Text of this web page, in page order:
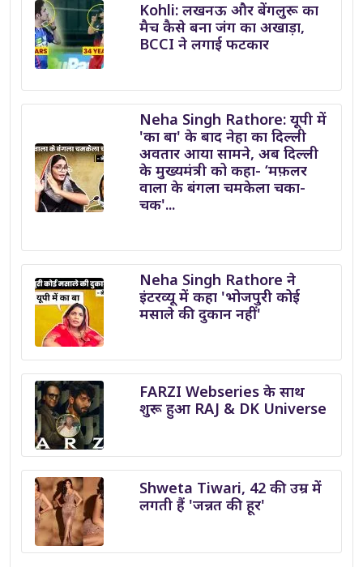
Kohli: लखनऊ और बेंगलुरू का
मैच कैसे बना जंग का अखाड़ा,
BCCI ने लगाई फटकार
Neha Singh Rathore: यूपी में
'का बा' के बाद नेहा का दिल्ली
अवतार आया सामने, अब दिल्ली
के मुख्यमंत्री को कहा- ‘मफ़लर
वाला के बंगला चमकेला चका-
चक'...
Neha Singh Rathore ने
इंटरव्यू में कहा 'भोजपुरी कोई
मसाले की दुकान नहीं'
FARZI Webseries के साथ
शुरू हुआ RAJ & DK Universe
Shweta Tiwari, 42 की उम्र में
लगती हैं 'जन्नत की हूर'